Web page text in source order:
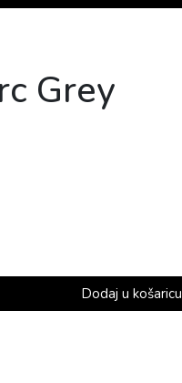
Grey
Dodaj u košaricu